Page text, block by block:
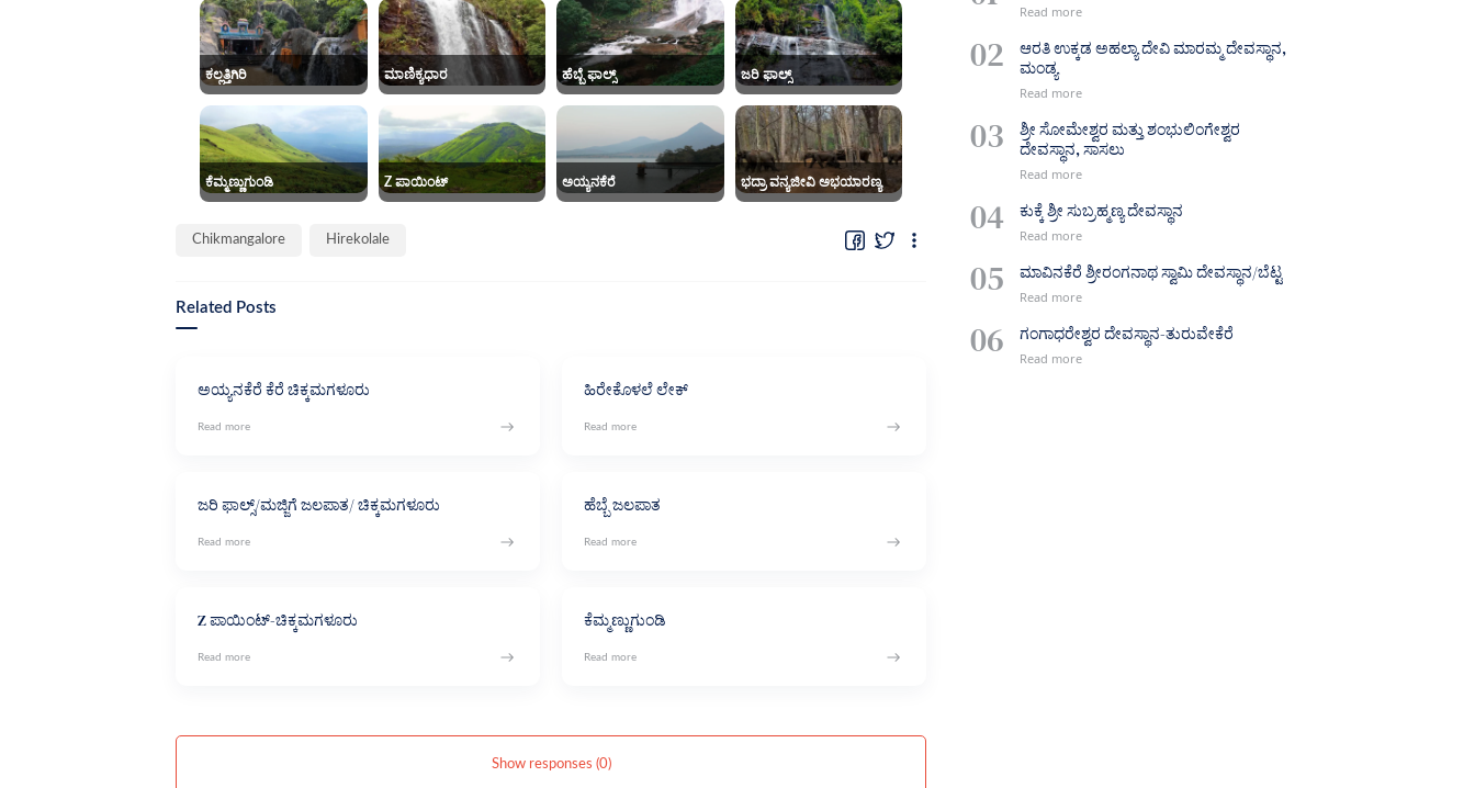
ಕಲ್ಲತ್ತಿಗಿರಿ ಮಾಣಿಕ್ಯಧಾರ ಹೆಬ್ಬೆ ಫಾಲ್ಸ್ ಜರಿ ಫಾಲ್ಸ್
ಕೆಮ್ಮಣ್ಣುಗುಂಡಿ Z ಪಾಯಿಂಟ್ ಅಯ್ಯನಕೆರೆ ಭದ್ರಾ ವನ್ಯಜೀವಿ ಅಭಯಾರಣ್ಯ
Chikmangalore Hirekolale
Related Posts
ಅಯ್ಯನಕೆರೆ ಕೆರೆ ಚಿಕ್ಕಮಗಳೂರು ಹಿರೇಕೊಳಲೆ ಲೇಕ್
ಜರಿ ಫಾಲ್ಸ್/ಮಜ್ಜಿಗೆ ಜಲಪಾತ/ ಚಿಕ್ಕಮಗಳೂರು ಹೆಬ್ಬೆ ಜಲಪಾತ
Z ಪಾಯಿಂಟ್-ಚಿಕ್ಕಮಗಳೂರು ಕೆಮ್ಮಣ್ಣುಗುಂಡಿ
Show responses (0)
ಆರತಿ ಉಕ್ಕಡ ಅಹಲ್ಯಾ ದೇವಿ ಮಾರಮ್ಮ ದೇವಸ್ಥಾನ,
ಮಂಡ್ಯ
ಶ್ರೀ ಸೋಮೇಶ್ವರ ಮತ್ತು ಶಂಭುಲಿಂಗೇಶ್ವರ
ದೇವಸ್ಥಾನ, ಸಾಸಲು
ಕುಕ್ಕೆ ಶ್ರೀ ಸುಬ್ರಹ್ಮಣ್ಯ ದೇವಸ್ಥಾನ
ಮಾವಿನಕೆರೆ ಶ್ರೀರಂಗನಾಥ ಸ್ವಾಮಿ ದೇವಸ್ಥಾನ/ಬೆಟ್ಟ
ಗಂಗಾಧರೇಶ್ವರ ದೇವಸ್ಥಾನ-ತುರುವೇಕೆರೆ